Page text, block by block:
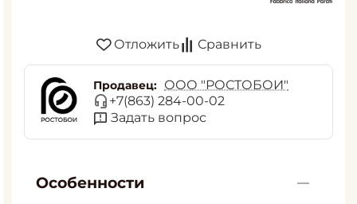
Отложить Сравнить
Продавец: ООО "РОСТОБОИ"
+7(863) 284-00-02
Задать вопрос
Особенности